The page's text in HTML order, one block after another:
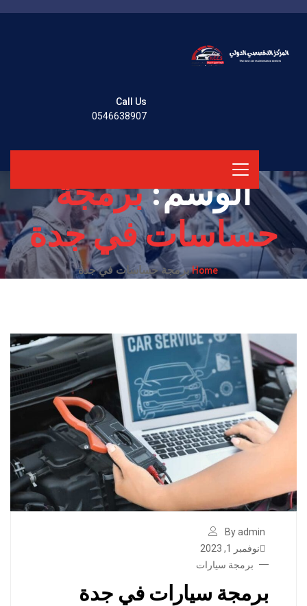
Call Us
0546638907
الوسم:برمجة
حساسات في جدة
Homeبرمجة حساسات في جدة
By admin
نوفمبر 1, 2023
برمجة سيارات
برمجة سيارات في جدة